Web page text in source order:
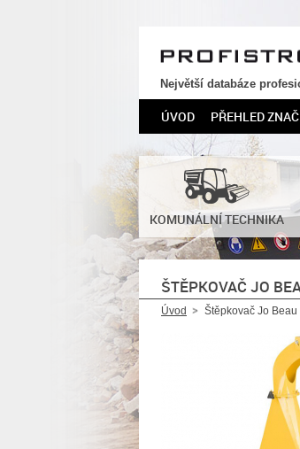
Největší databáze
ÚVOD PŘEHLED
KOMUNÁLNÍ TECHNIKA
ŠTĚPKOVAČ JO
Úvod Štěpkovač Jo Beau